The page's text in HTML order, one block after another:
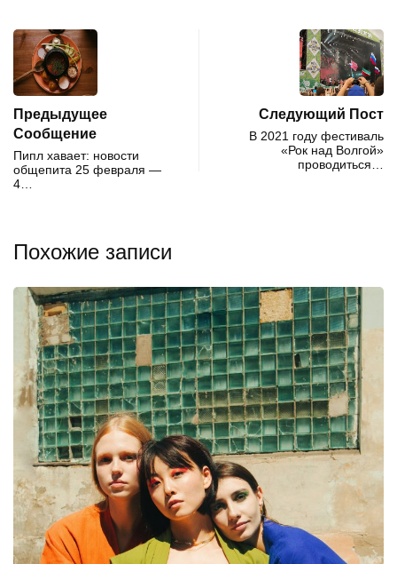
Предыдущее
Сообщение
Пипл хавает: новости
общепита 25 февраля —
4…
Следующий Пост
В 2021 году фестиваль
«Рок над Волгой»
проводиться…
Похожие записи